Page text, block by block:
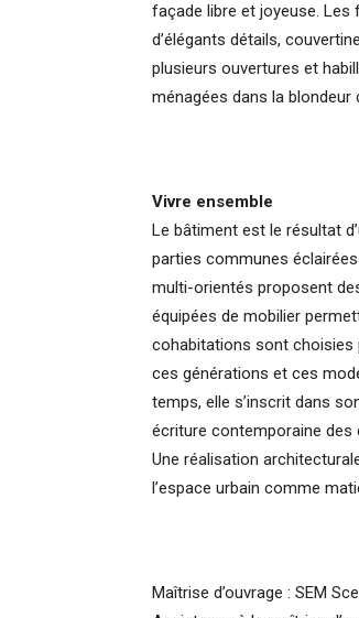
façade libre et joyeuse.
d’élégants détails,
plusieurs ouvertures et
ménagées dans la
Vivre ensemble
Le bâtiment est le résultat
parties communes
multi-orientés proposent
équipées de mobilier
cohabitations sont choisies
ces générations et ces
temps, elle s’inscrit dans
écriture contemporaine des
Une réalisation
l’espace urbain comme
Maîtrise d’ouvrage : SEM